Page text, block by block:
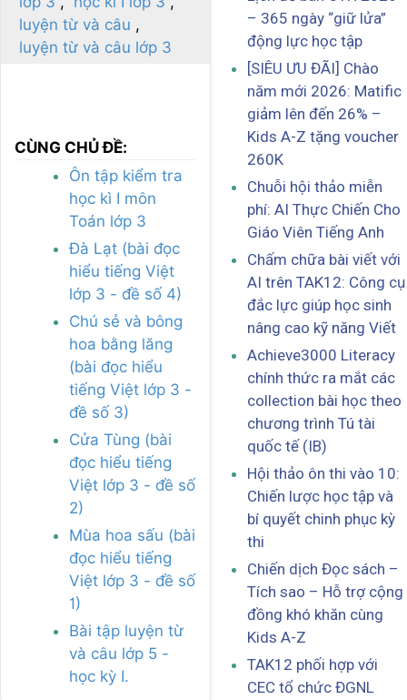
luyện từ và câu
luyện từ và câu lớp 3
CÙNG CHỦ ĐỀ:
Ôn tập kiểm tra
học kì I môn
Toán lớp 3
Đà Lạt (bài đọc
hiểu tiếng Việt
lớp 3 - đề số 4)
Chú sẻ và bông
hoa bằng lăng
(bài đọc hiểu
tiếng Việt lớp 3 -
đề số 3)
Cửa Tùng (bài
đọc hiểu tiếng
Việt lớp 3 - đề số
2)
Mùa hoa sấu (bài
đọc hiểu tiếng
Việt lớp 3 - đề số
1)
Bài tập luyện từ
và câu lớp 5 -
học kỳ I.
– 365 ngày “giữ lửa”
động lực học tập
[SIÊU ƯU ĐÃI] Chào
năm mới 2026: Matific
giảm lên đến 26% –
Kids A-Z tặng voucher
260K
Chuỗi hội thảo miễn
phí: AI Thực Chiến Cho
Giáo Viên Tiếng Anh
Chấm chữa bài viết với
AI trên TAK12: Công cụ
đắc lực giúp học sinh
nâng cao kỹ năng Viết
Achieve3000 Literacy
chính thức ra mắt các
collection bài học theo
chương trình Tú tài
quốc tế (IB)
Hội thảo ôn thi vào 10:
Chiến lược học tập và
bí quyết chinh phục kỳ
thi
Chiến dịch Đọc sách –
Tích sao – Hỗ trợ cộng
đồng khó khăn cùng
Kids A-Z
TAK12 phối hợp với
CEC tổ chức ĐGNL